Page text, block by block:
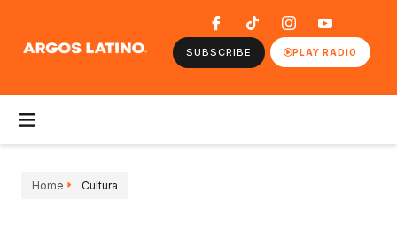
SUBSCRIBE PLAY RADIO
Home Cultura